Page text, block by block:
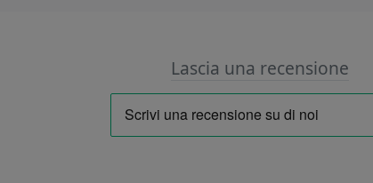
Lascia una recensione